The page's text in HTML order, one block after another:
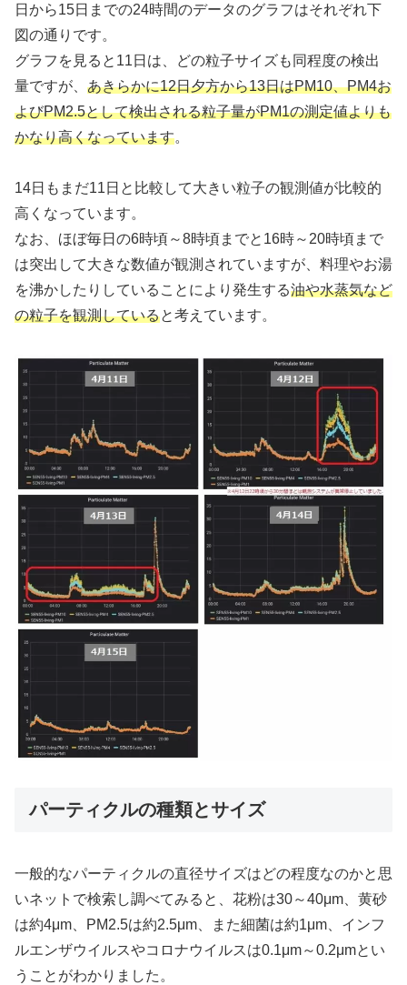
日から15日までの24時間のデータのグラフはそれぞれ下
図の通りです。
グラフを見ると11日は、どの粒子サイズも同程度の検出
量ですが、 あきらかに12日夕方から13日はPM10、PM4お
よびPM2.5として検出される粒子量がPM1の測定値よりも
かなり高くなっています。
14日もまだ11日と比較して大きい粒子の観測値が比較的
高くなっています。
なお、ほぼ毎日の6時頃～8時頃までと16時～20時頃まで
は突出して大きな数値が観測されていますが、料理やお湯
を沸かしたりしていることにより発生する油や水蒸気など
の粒子を観測していると考えています。
パーティクルの種類とサイズ
一般的なパーティクルの直径サイズはどの程度なのかと思
いネットで検索し調べてみると、花粉は30～40μm、黄砂
は約4μm、PM2.5は約2.5μm、また細菌は約1μm、インフ
ルエンザウイルスやコロナウイルスは0.1μm～0.2μmとい
うことがわかりました。